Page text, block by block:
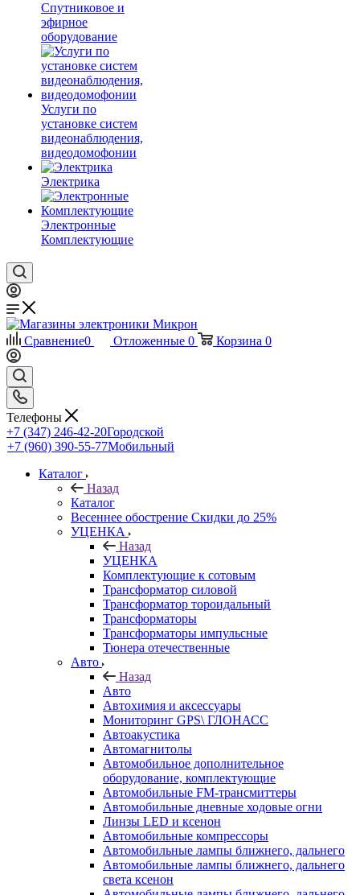
Спутниковое и
эфирное
оборудование
Услуги по
установке систем
видеонаблюдения,
видеодомофонии
Электрика
Электронные
Комплектующие
Сравнение0 Отложенные 0 Корзина 0
Телефоны
+7 (347) 246-42-20Городской
+7 (960) 390-55-77Мобильный
Каталог
Назад
Каталог
Весеннее обострение Скидки до 25%
УЦЕНКА
Назад
УЦЕНКА
Комплектующие к сотовым
Трансформатор силовой
Трансформатор тороидальный
Трансформаторы
Трансформаторы импульсные
Тюнера отечественные
Авто
Назад
Авто
Автохимия и аксессуары
Мониторинг GPS\ ГЛОНАСС
Автоакустика
Автомагнитолы
Автомобильное дополнительное
оборудование, комплектующие
Автомобильные FM-трансмиттеры
Автомобильные дневные ходовые огни
Линзы LED и ксенон
Автомобильные компрессоры
Автомобильные лампы ближнего, дальнего
Автомобильные лампы ближнего, дальнего
света ксенон